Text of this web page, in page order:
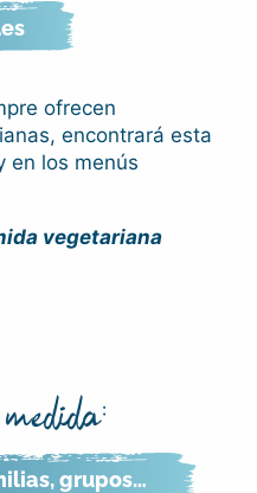
ofrecen
encontrará esta
en los menús
vegetariana
grupos…